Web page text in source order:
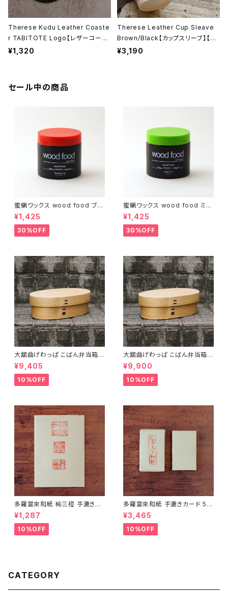
Therese Kudu Leather Coaste
r TABITOTE Logo【レザーコース
ター】【本革製】【日本製】【ギフト プレ
¥1,320
Therese Leather Cup Sleave
Brown/Black【カップスリーブ】【カ
ップホルダー】【本革製】【日本製】【テ
¥3,190
セール中の商品
蜜蝋ワックス wood food ブラ
ッドオレンジ【DIY】【木工】【ギフ
ト プレゼント】【父の日 お誕生
日】
¥1,425
30%OFF
蜜蝋ワックス wood food ミン
ト【DIY】【木工】【ギフト プレゼン
ト】【父の日 お誕生日】
¥1,425
30%OFF
大舘曲げわっぱ こばん弁当箱
（小） りょうび庵 秋田県大舘市
【伝統的工芸品】【民藝品】【ギフ
ト プレゼント】【父の日 お誕生
日】
¥9,405
10%OFF
大舘曲げわっぱ こばん弁当箱
（中） りょうび庵 秋田県大舘市
【伝統的工芸品】【民藝品】【ギフ
ト プレゼント】【父の日 お誕生
日】
¥9,900
10%OFF
多羅富來和紙 純三椏 手漉き便
箋 10枚入り【伊予和紙】【愛媛県
四国中央市】【伝統工芸品】【民
藝品】【ギフト プレゼント】【父の
日 お誕生日】
¥1,287
10%OFF
多羅富來和紙 手漉きカード 50
枚入り【伊予和紙】【愛媛県四国
中央市】【伝統工芸品】【民藝品】
【ギフト プレゼント】【父の日 お
誕生日】
¥3,465
10%OFF
CATEGORY